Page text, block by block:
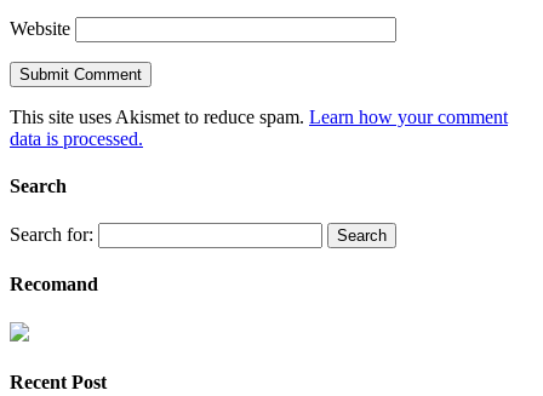
Website
This site uses Akismet to reduce spam. Learn how your comment
data is processed.
Search
Search for:
Recomand
Recent Post